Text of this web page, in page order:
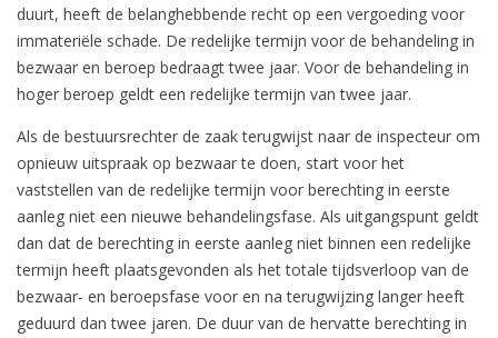
duurt, heeft de belanghebbende recht op een vergoeding voor
immateriële schade. De redelijke termijn voor de behandeling in
bezwaar en beroep bedraagt twee jaar. Voor de behandeling in
hoger beroep geldt een redelijke termijn van twee jaar.
Als de bestuursrechter de zaak terugwijst naar de inspecteur om
opnieuw uitspraak op bezwaar te doen, start voor het
vaststellen van de redelijke termijn voor berechting in eerste
aanleg niet een nieuwe behandelingsfase. Als uitgangspunt geldt
dan dat de berechting in eerste aanleg niet binnen een redelijke
termijn heeft plaatsgevonden als het totale tijdsverloop van de
bezwaar- en beroepsfase voor en na terugwijzing langer heeft
geduurd dan twee jaren. De duur van de hervatte berechting in